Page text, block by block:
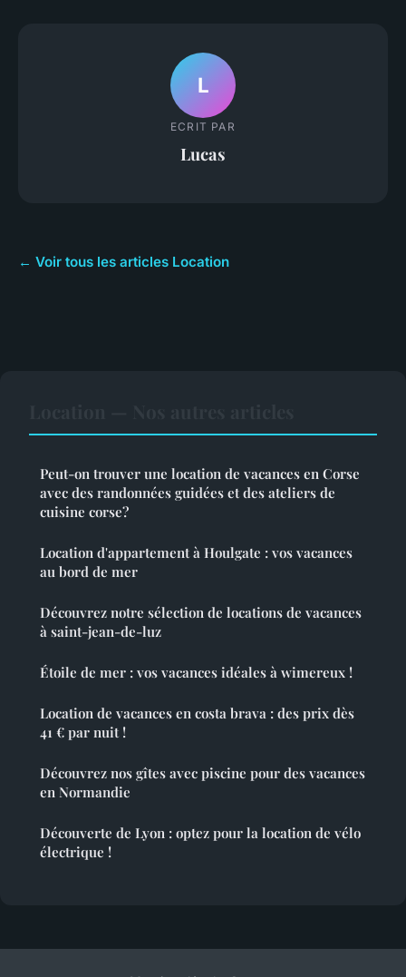
L
ECRIT PAR
Lucas
← Voir tous les articles Location
Peut-on trouver une location de vacances en Corse
avec des randonnées guidées et des ateliers de
cuisine corse?
Location d'appartement à Houlgate : vos vacances
au bord de mer
Découvrez notre sélection de locations de vacances
à saint-jean-de-luz
Étoile de mer : vos vacances idéales à wimereux !
Location de vacances en costa brava : des prix dès
41 € par nuit !
Découvrez nos gîtes avec piscine pour des vacances
en Normandie
Découverte de Lyon : optez pour la location de vélo
électrique !